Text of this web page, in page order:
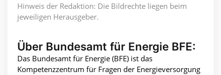
Hinweis der Redaktion: Die Bildrechte liegen beim
jeweiligen Herausgeber.
Über Bundesamt für Energie BFE:
Das Bundesamt für Energie (BFE) ist das
Kompetenzzentrum für Fragen der Energieversorgung